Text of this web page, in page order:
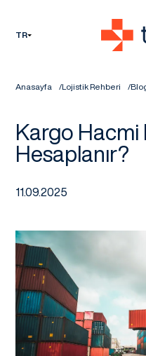
TR
Anasayfa Lojistik Rehberi
Kargo Hacmi
Hesaplanır?
11.09.2025